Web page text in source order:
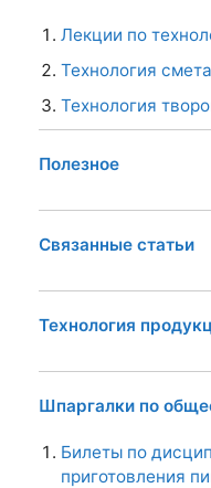
Лекции по
Технология
Технология
Полезное
Связанные статьи
Технология
Шпаргалки по
Билеты по
приготовления